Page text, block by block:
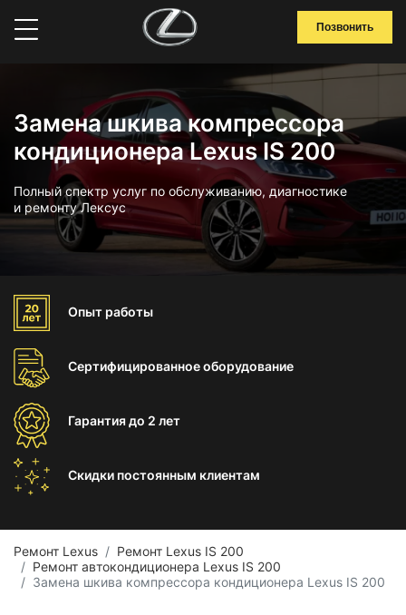
Позвонить
Замена шкива компрессора
кондиционера Lexus IS 200
Полный спектр услуг по обслуживанию, диагностике
и ремонту Лексус
Опыт работы
Сертифицированноеоборудование
Гарантиядо 2 лет
Скидки постоянным клиентам
Ремонт Lexus
Ремонт Lexus IS 200
Ремонт автокондиционера Lexus IS 200
Замена шкива компрессора кондиционера Lexus IS 200